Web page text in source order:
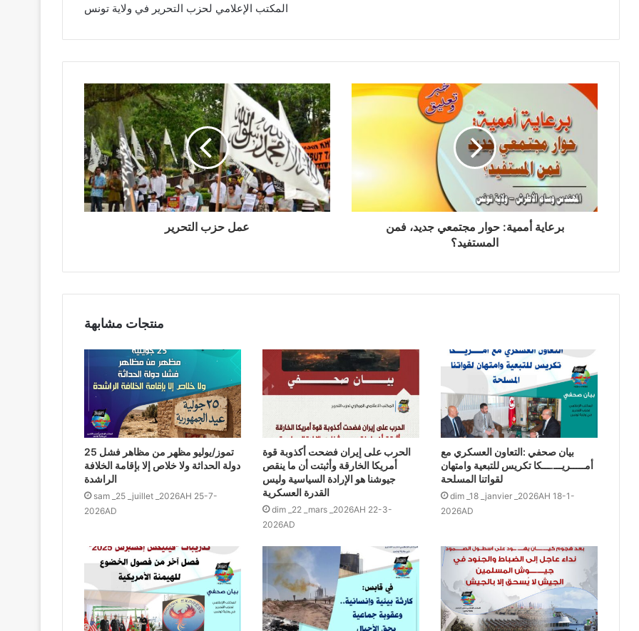
المكتب الإعلامي لحزب التحرير في ولاية تونس
عمل حزب التحرير
برعاية أممية: حوار مجتمعي جديد، فمن
المستفيد؟
منتجات مشابهة
25 تموز/يوليو مظهر من مظاهر فشل
دولة الحداثة ولا خلاص إلا بإقامة الخلافة
الراشدة
sam _25 _juillet _2026AH 25-7-
2026AD
الحرب على إيران فضحت أكذوبة قوة
أمريكا الخارقة وأثبتت أن ما ينقص
جيوشنا هو الإرادة السياسية وليس
القدرة العسكرية
dim _22 _mars _2026AH 22-3-
2026AD
بيان صحفي :التعاون العسكري مع
أمـــــريـــ.ـــكا تكريس للتبعية وامتهان
لقواتنا المسلحة
dim _18 _janvier _2026AH 18-1-
2026AD